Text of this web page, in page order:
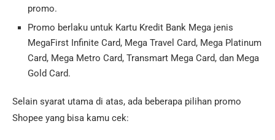
promo.
Promo berlaku untuk Kartu Kredit Bank Mega jenis
MegaFirst Infinite Card, Mega Travel Card, Mega Platinum
Card, Mega Metro Card, Transmart Mega Card, dan Mega
Gold Card.
Selain syarat utama di atas, ada beberapa pilihan promo
Shopee yang bisa kamu cek: